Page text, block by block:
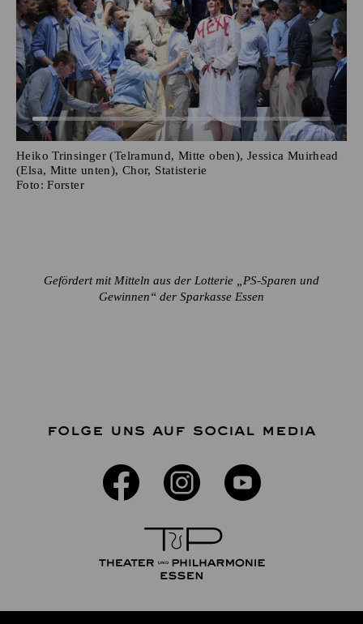
Heiko Trinsinger (Telramund, Mitte oben), Jessica Muirhead
(Elsa, Mitte unten), Chor, Statisterie
Foto: Forster
Gefördert mit Mitteln aus der Lotterie „PS-Sparen und
Gewinnen“ der Sparkasse Essen
FOLGE UNS AUF SOCIAL MEDIA